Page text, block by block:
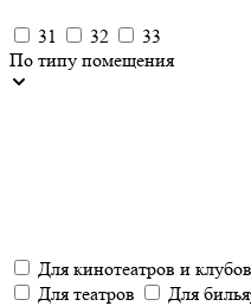
31 32
33
По типу помещения
Для кинотеатров и клубов
Для театров
Для